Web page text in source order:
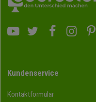
Kundenservice
Kontaktformular